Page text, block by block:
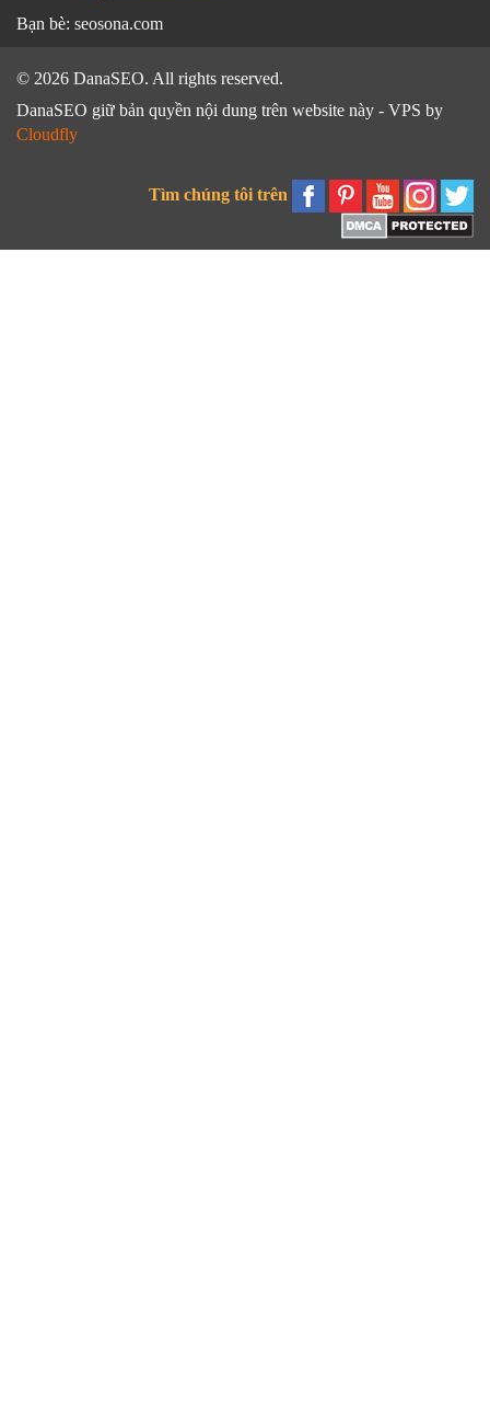
Bạn bè: seosona.com
© 2026 DanaSEO. All rights reserved.
DanaSEO giữ bản quyền nội dung trên website này - VPS by
Cloudfly
Tìm chúng tôi trên